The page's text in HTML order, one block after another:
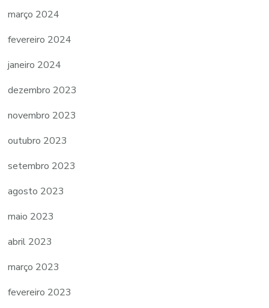
março 2024
fevereiro 2024
janeiro 2024
dezembro 2023
novembro 2023
outubro 2023
setembro 2023
agosto 2023
maio 2023
abril 2023
março 2023
fevereiro 2023